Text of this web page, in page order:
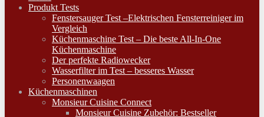
Produkt Tests
Fenstersauger Test –Elektrischen Fensterreiniger im
Vergleich
Küchenmaschine Test – Die beste All-In-One
Küchenmaschine
Der perfekte Radiowecker
Wasserfilter im Test – besseres Wasser
Personenwaagen
Küchenmaschinen
Monsieur Cuisine Connect
Monsieur Cuisine Zubehör: Bestseller